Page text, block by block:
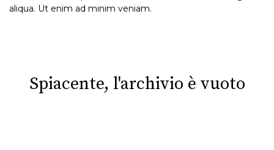
aliqua. Ut enim ad minim veniam.
Spiacente, l'archivio è vuoto